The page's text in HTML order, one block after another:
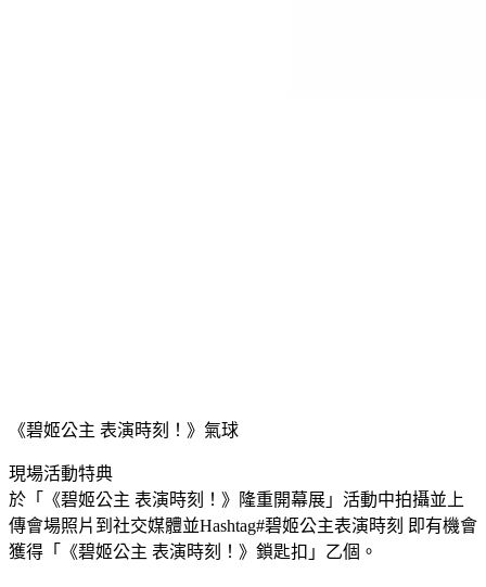
《碧姬公主 表演時刻！》氣球
現場活動特典
於「《碧姬公主 表演時刻！》隆重開幕展」活動中拍攝並上
傳會場照片到社交媒體並Hashtag#碧姬公主表演時刻 即有機會
獲得「《碧姬公主 表演時刻！》鎖匙扣」乙個。